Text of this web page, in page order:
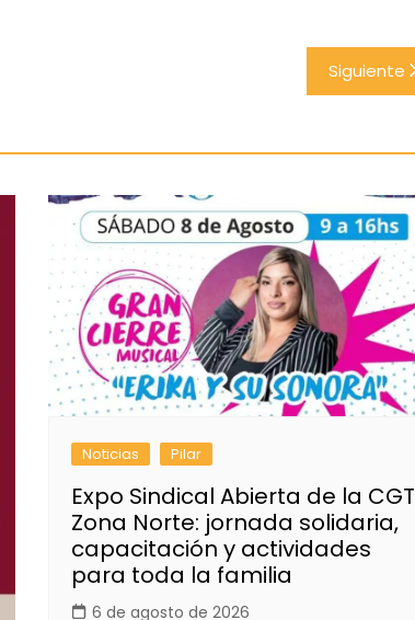
Siguiente
Noticias Pilar
Expo Sindical Abierta de la CGT
Zona Norte: jornada solidaria,
capacitación y actividades
para toda la familia
6 de agosto de 2026